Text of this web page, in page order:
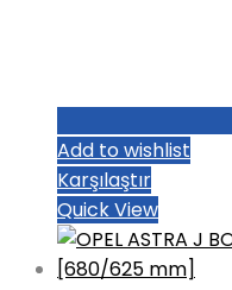
Add to wishlist
Karşılaştır
Quick View